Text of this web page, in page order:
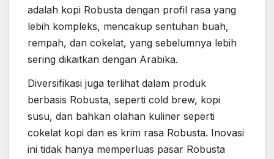
adalah kopi Robusta dengan profil rasa yang
lebih kompleks, mencakup sentuhan buah,
rempah, dan cokelat, yang sebelumnya lebih
sering dikaitkan dengan Arabika.
Diversifikasi juga terlihat dalam produk
berbasis Robusta, seperti cold brew, kopi
susu, dan bahkan olahan kuliner seperti
cokelat kopi dan es krim rasa Robusta. Inovasi
ini tidak hanya memperluas pasar Robusta